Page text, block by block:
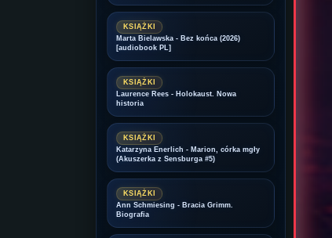
KSIĄŻKI
Marta Bielawska - Bez końca (2026)
[audiobook PL]
KSIĄŻKI
Laurence Rees - Holokaust. Nowa
historia
KSIĄŻKI
Katarzyna Enerlich - Marion, córka mgły
(Akuszerka z Sensburga #5)
KSIĄŻKI
Ann Schmiesing - Bracia Grimm.
Biografia